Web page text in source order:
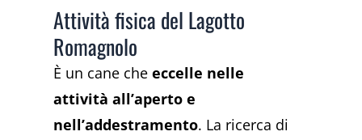
Attività fisica del Lagotto
Romagnolo
È un cane cheeccelle nelle
attività all’aperto e
nell’addestramento. La ricerca di